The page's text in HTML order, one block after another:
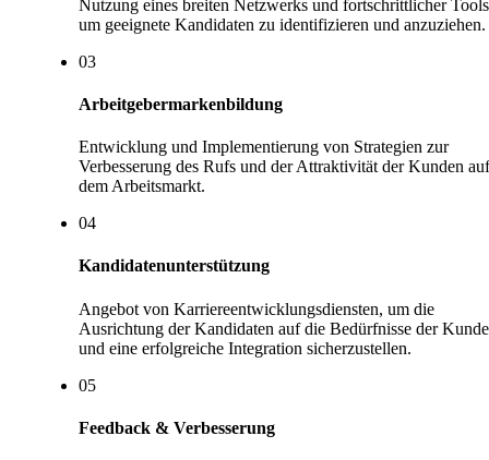
Nutzung eines breiten Netzwerks und fortschrittlicher
um geeignete Kandidaten zu identifizieren und anzuziehen.
03
Arbeitgebermarkenbildung
Entwicklung und Implementierung von Strategien zur
Verbesserung des Rufs und der Attraktivität der Kunden auf
dem Arbeitsmarkt.
04
Kandidatenunterstützung
Angebot von Karriereentwicklungsdiensten, um die
Ausrichtung der Kandidaten auf die Bedürfnisse der
und eine erfolgreiche Integration sicherzustellen.
05
Feedback & Verbesserung